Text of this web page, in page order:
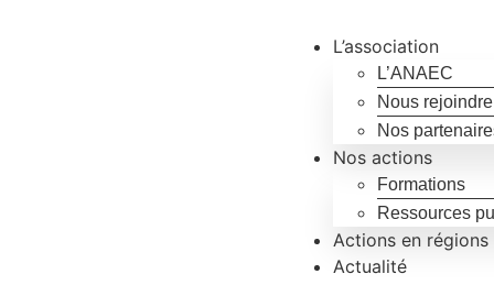
L’association
L’ANAEC
Nous rejoindre
Nos
Nos actions
Formations
Ressources
Actions en régions
Actualité